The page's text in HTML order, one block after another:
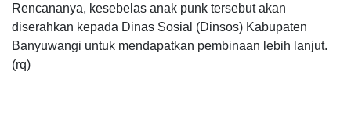
Rencananya, kesebelas anak punk tersebut akan
diserahkan kepada Dinas Sosial (Dinsos) Kabupaten
Banyuwangi untuk mendapatkan pembinaan lebih lanjut.
(rq)